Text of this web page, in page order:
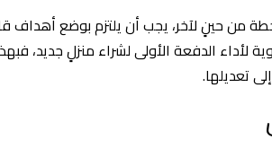
من حينٍ لآخر، يجب أن يلتزم بوضع أهداف
لأداء الدفعة الأولى لشراء منزلٍ جديد،
تعديلها.